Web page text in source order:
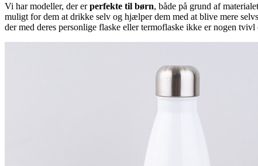
Vi har modeller, der erperfekte til børn, både på grund af
muligt for dem at drikke selv og hjælper dem med at blive mere
der med deres personlige flaske eller termoflaske ikke er nogen